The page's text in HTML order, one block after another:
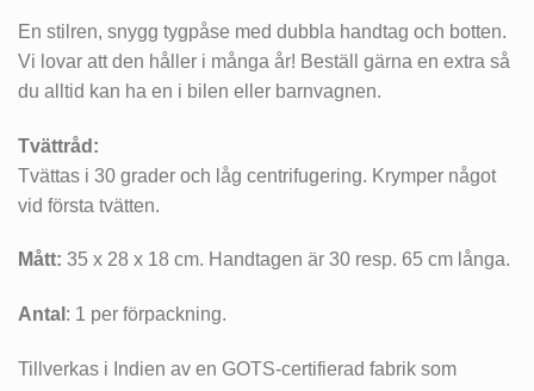
En stilren, snygg tygpåse med dubbla handtag och botten.
Vi lovar att den håller i många år! Beställ gärna en extra så
du alltid kan ha en i bilen eller barnvagnen.
Tvättråd:
Tvättas i 30 grader och låg centrifugering. Krymper något
vid första tvätten.
Mått: 35 x 28 x 18 cm. Handtagen är 30 resp. 65 cm långa.
Antal : 1 per förpackning.
Tillverkas i Indien av en GOTS-certifierad fabrik som